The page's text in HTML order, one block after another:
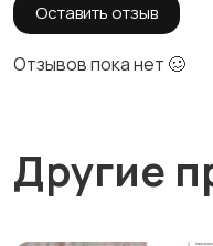
Оставить отзыв
Отзывов пока нет 🥴
Другие